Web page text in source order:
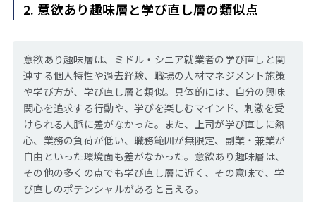
2. 意欲あり趣味層と学び直し層の類似点
意欲あり趣味層は、ミドル・シニア就業者の学び直しと関
連する個人特性や過去経験、職場の人材マネジメント施策
や学び方が、学び直し層と類似。具体的には、自分の興味
関心を追求する行動や、学びを楽しむマインド、刺激を受
けられる人脈に差がなかった。また、上司が学び直しに熱
心、業務の負荷が低い、職務範囲が無限定、副業・兼業が
自由といった環境面も差がなかった。意欲あり趣味層は、
その他の多くの点でも学び直し層に近く、その意味で、学
び直しのポテンシャルがあると言える。